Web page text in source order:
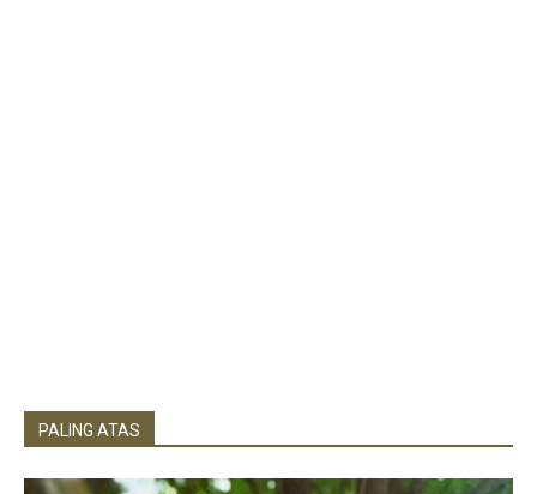
PALING ATAS